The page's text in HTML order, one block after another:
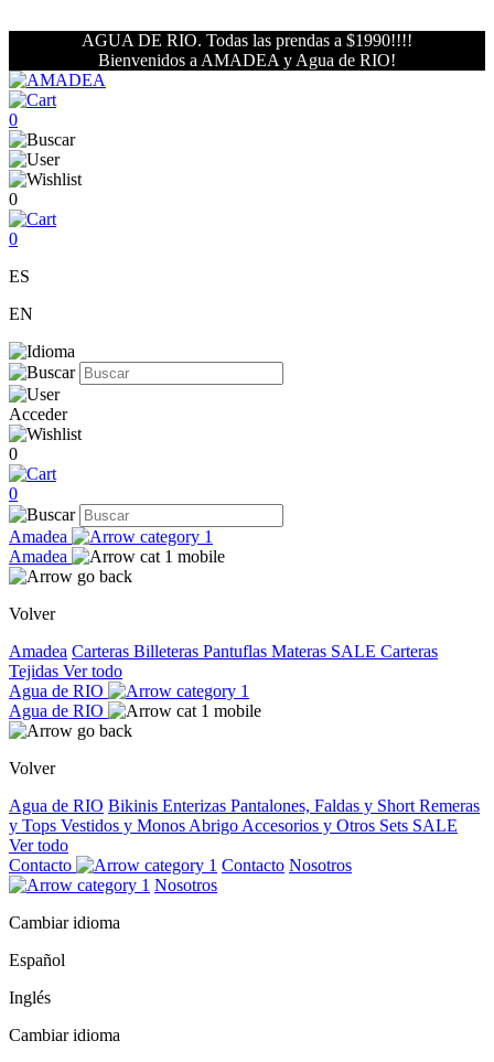
AGUA DE RIO. Todas las prendas a $1990!!!!
Bienvenidos a AMADEA y Agua de RIO!
0
0
0
ES
EN
Acceder
0
0
Amadea
Amadea
Volver
Amadea Carteras Billeteras Pantuflas Materas SALE Carteras
Tejidas Ver todo
Agua de RIO
Agua de RIO
Volver
Agua de RIO Bikinis Enterizas Pantalones, Faldas y Short Remeras
y Tops Vestidos y Monos Abrigo Accesorios y Otros Sets SALE
Ver todo
Contacto
Contacto Nosotros
Nosotros
Cambiar idioma
Español
Inglés
Cambiar idioma